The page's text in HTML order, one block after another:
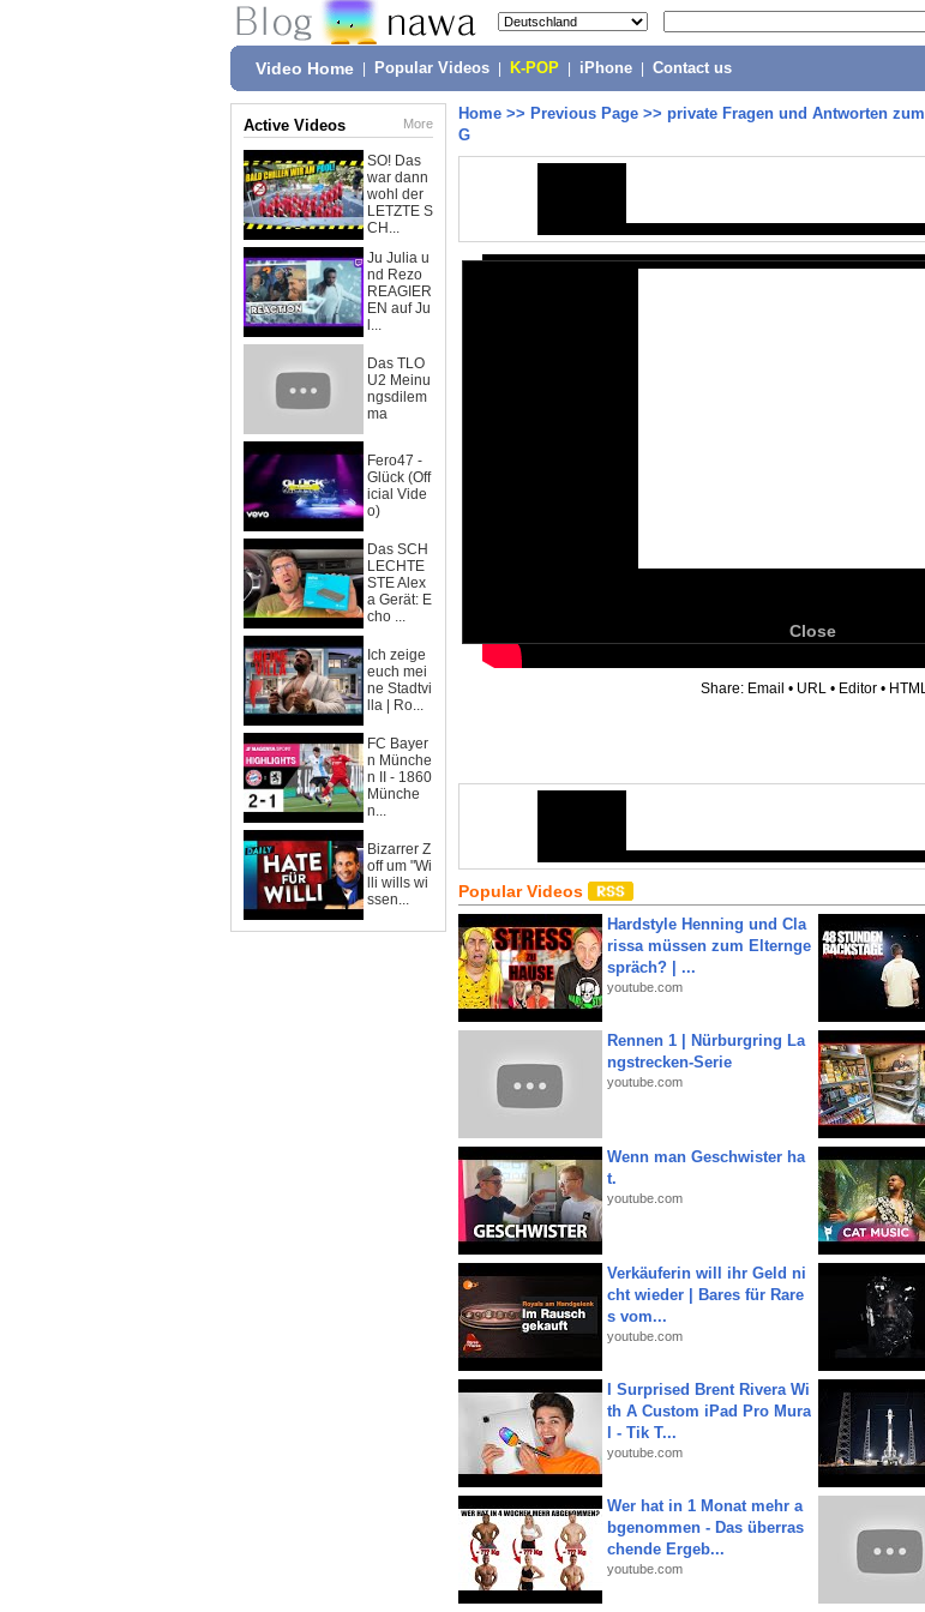
Video Home Popular Videos K-POP iPhone Contact us
Active Videos More
SO! Das
war dann
wohl der
LETZTE S
CH...
Ju Julia u
nd Rezo
REAGIER
EN auf Ju
l...
Das TLO
U2 Meinu
ngsdilem
ma
Fero47 -
Glück (Off
icial Vide
o)
Das SCH
LECHTE
STE Alex
a Gerät: E
cho ...
Ich zeige
euch mei
ne Stadtvi
lla | Ro...
FC Bayer
n Münche
n II - 1860
Münche
n...
Bizarrer Z
off um "Wi
lli wills wi
ssen...
Home >> Previous Page >> private Fragen und Antworten
G
Close
Share: Email • URL • Editor •
Popular Videos
Hardstyle Henning und Cla
rissa müssen zum Elternge
spräch? | ...
youtube.com
Rennen 1 | Nürburgring La
ngstrecken-Serie
youtube.com
Wenn man Geschwister ha
t.
youtube.com
Verkäuferin will ihr Geld ni
cht wieder | Bares für Rare
s vom...
youtube.com
I Surprised Brent Rivera Wi
th A Custom iPad Pro Mura
l - Tik T...
youtube.com
Wer hat in 1 Monat mehr a
bgenommen - Das überras
chende Ergeb...
youtube.com